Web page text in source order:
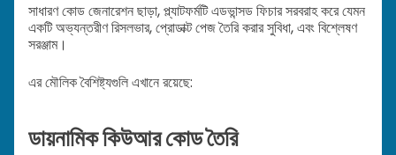
সাধারণ কোড জেনারেশন ছাড়া, প্ল্যাটফর্মটি এডভান্সড ফিচার সরবরাহ করে যেমন
একটি অভ্যন্তরীণ রিসলভার, প্রোডাক্ট পেজ তৈরি করার সুবিধা, এবং বিশ্লেষণ
সরঞ্জাম।
এর মৌলিক বৈশিষ্ট্যগুলি এখানে রয়েছে:
ডায়নামিক কিউআর কোড তৈরি